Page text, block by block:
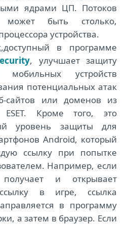
ядрами ЦП. Потоков
может быть столько,
устройства.
доступный в программе
, улучшает защиту
мобильных устройств
потенциальных атак
сайтов или доменов из
Кроме того, это
уровень защиты для
Android, который
ссылку при попытке
Например, если
получает и открывает
в игре, ссылка
в программу
а затем в браузер. Если